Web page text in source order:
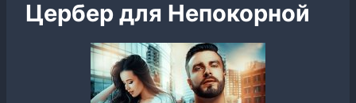
Цербер для Непокорной